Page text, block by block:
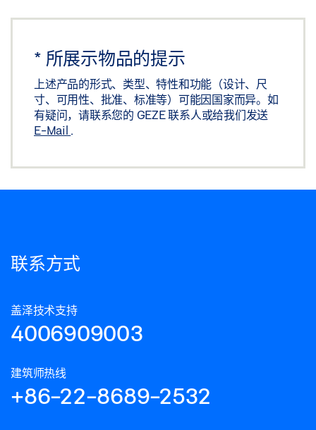
* 所展示物品的提示
上述产品的形式、类型、特性和功能（设计、尺
寸、可用性、批准、标准等）可能因国家而异。如
有疑问，请联系您的 GEZE 联系人或给我们发送
E-Mail
联系方式
盖泽技术支持
4006909003
建筑师热线
+86-22-8689-2532